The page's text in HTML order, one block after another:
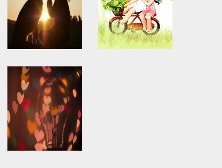
version of PHP) in
/home/keedkean/domains/keedkean.com/public_html/include/article/
on line 534
bestsiteblog
version of PHP) in
/home/keedkean/domains/
on line534
The network of Miss Designer
is also invincible!
Warning: Use of undefined
constant article_topic -
assumed 'article_topic' (this
will throw an Error in a future
version of PHP) in
/home/keedkean/domains/keedkean.com/public_html/include/article/
on line534
ชีวิตที่ต่อลมหายใจได้ด้วยน้ำใจ